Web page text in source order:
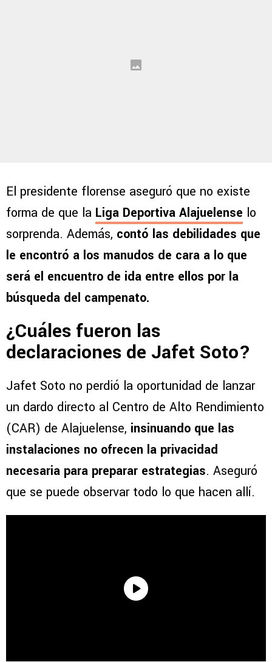
El presidente florense aseguró que no existe
forma de que la Liga Deportiva Alajuelense lo
sorprenda. Además, contó las debilidades que
le encontró a los manudos de cara a lo que
será el encuentro de ida entre ellos por la
búsqueda del campenato.
¿Cuáles fueron las
declaraciones de Jafet Soto?
Jafet Soto no perdió la oportunidad de lanzar
un dardo directo al Centro de Alto Rendimiento
(CAR) de Alajuelense, insinuando que las
instalaciones no ofrecen la privacidad
necesaria para preparar estrategias. Aseguró
que se puede observar todo lo que hacen allí.